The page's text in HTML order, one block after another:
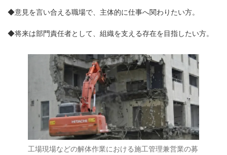
◆意見を言い合える職場で、主体的に仕事へ関わりたい方。
◆将来は部門責任者として、組織を支える存在を目指したい方。
工場現場などの解体作業における施工管理兼営業の募